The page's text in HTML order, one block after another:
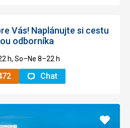
Vás! Naplánujte si cestu
odborníka
h, So–Ne 8–⁠⁠⁠⁠⁠⁠22 h
Chat
Pridať